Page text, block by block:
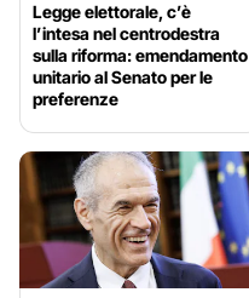
Legge elettorale, c’è
l’intesa nel centrodestra
sulla riforma: emendamento
unitario al Senato per le
preferenze